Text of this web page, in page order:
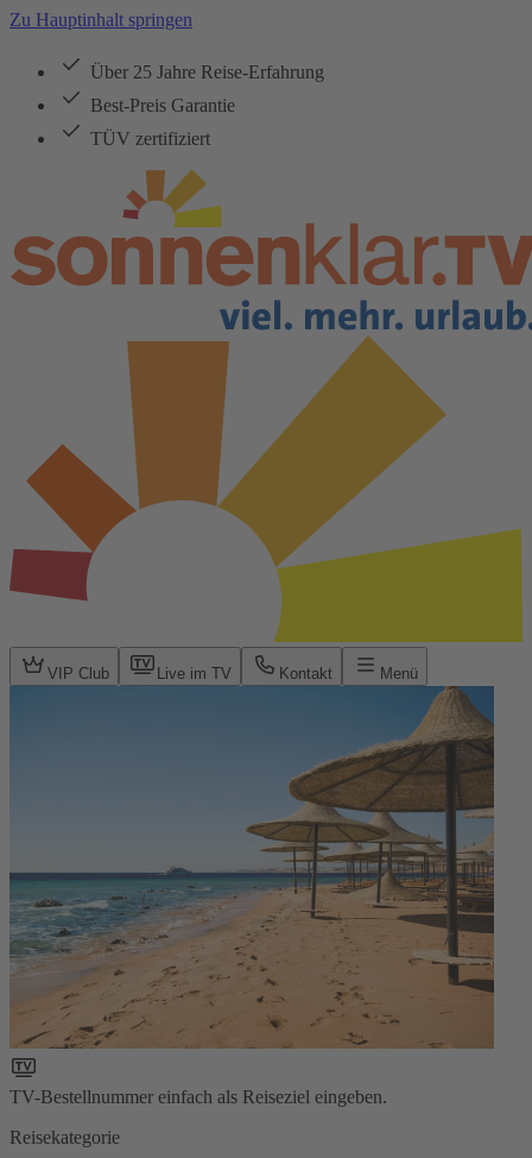
Zu Hauptinhalt springen
Über 25 Jahre Reise-Erfahrung
Best-Preis Garantie
TÜV zertifiziert
VIP Club Live im TV Kontakt Menü
TV-Bestellnummer einfach als Reiseziel eingeben.
Reisekategorie